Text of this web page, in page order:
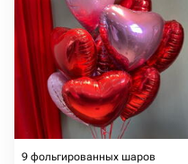
9 фольгированных шаров